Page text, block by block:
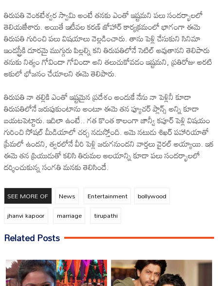
తిరుపతి వెంకటేశ్వర స్వామి అంటే తనకు ఎంతో ఇష్టమని పలు సందర్భాలలో
తెలియజేశారు. అయితే ఇటీవల కరణ్ జోహార్ కార్యక్రమంలో భాగంగా ఈమె
తిరుపతి గురించి పలు విషయాలు వెల్లడించారు. తాను పెళ్లి చేసుకుని సినిమా
ఇండస్ట్రీకి దూరమై ముగ్గురు పిల్లల్ని కని తిరుపతిలోనే సెటిల్ అవుతానని తెలిపారు
తనుకు నిత్యం గోవిందా గోవిందా అని తలుచుకోవడం ఇష్టమని, ప్రతిరోజు అరటి
ఆకులో భోజనం చేయాలని ఈమె తెలిపారు.
తిరుపతి నా తల్లికి ఎంతో ఇష్టమైన ప్రదేశం అందుకే నేను నా పెళ్లినీ కూడా
తిరుపతిలోనే జరుపుకుంటాను అంటూ ఈమె తన ఫ్యూచర్ ప్లాన్స్ అన్ని కూడా
బయటపెట్టారు. ఇదిలా ఉంటే.. గత కొంత కాలంగా జాన్వీ కపూర్ పెళ్లి విషయం
గురించి సోషల్ మీడియాలో చర్చ నడుస్తోంది. ఆమె నటుడు శిఖర్ పహారియాతో
ప్రేమలో ఉందని, త్వరలోనే వీరి పెళ్లి జరుగనుందని వార్తలు వైరల్ అయ్యాయి. ఇక
ఈమె తన ప్రియుడుతో కలిసి తిరుమల ఆలయాన్ని కూడా పలు సందర్భాలలో
దర్శించుకున్న సంగతి మనకు తెలిసిందే.
SEE MORE OF News Entertainment
bollywood
jhanvi kapoor
marriage tirupathi
Related Posts